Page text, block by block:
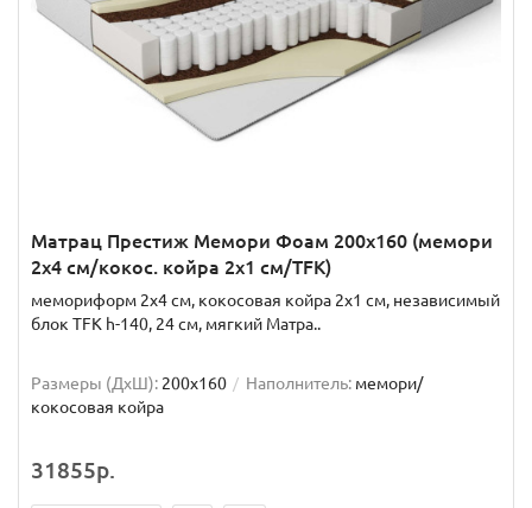
Матрац Престиж Мемори Фоам 200x160 (мемори
2x4 см/кокос. койра 2x1 см/TFK)
мемориформ 2x4 см, кокосовая койра 2x1 см, независимый
блок TFK h-140, 24 см, мягкий Матра..
Размеры (ДxШ): 200x160 Наполнитель: мемори/
кокосовая койра
31855р.